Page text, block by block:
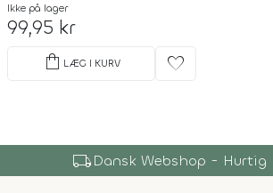
Ikke på lager
99,95 kr
shopping_bag LÆG I KURV favorite
local_shippingDansk Webshop - Hurtig